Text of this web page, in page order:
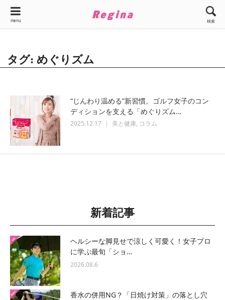
menu 検索
タグ: めぐりズム
“じんわり温める”新習慣。ゴルフ女子のコン
ディションを支える「めぐりズム…
2025.12.17 美と健康 コラム
新着記事
ヘルシーな脚見せで涼しく可愛く！女子プロ
に学ぶ最旬「ショ…
2026.08.6
香水の併用NG？「日焼け対策」の落とし穴